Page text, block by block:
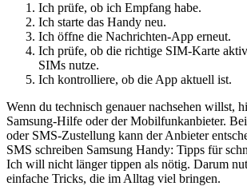
Ich prüfe, ob ich Empfang habe.
Ich starte das Handy neu.
Ich öffne die Nachrichten-App erneut.
Ich prüfe, ob die richtige SIM-Karte
SIMs nutze.
Ich kontrolliere, ob die App aktuell ist.
Wenn du technisch genauer nachsehen willst,
Samsung-Hilfe oder der Mobilfunkanbieter.
oder SMS-Zustellung kann der Anbieter
SMS schreiben Samsung Handy: Tipps für
Ich will nicht länger tippen als nötig. Darum
einfache Tricks, die im Alltag viel bringen.